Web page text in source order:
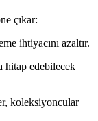
çıkar:
ihtiyacını azaltır.
hitap edebilecek
koleksiyoncular